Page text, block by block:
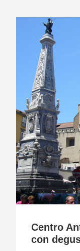
Centro
con